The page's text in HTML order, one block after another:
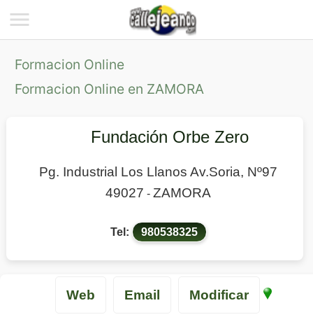
Formacion Online
Formacion Online en ZAMORA
Fundación Orbe Zero
Pg. Industrial Los Llanos Av.Soria, Nº97
49027 - ZAMORA
Tel: 980538325
Web Email Modificar